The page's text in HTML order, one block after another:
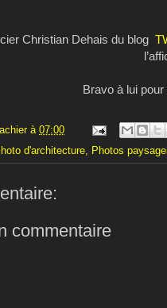
Christian Dehais du blog
Bravo à lui
à 07:00
d'architecture, Photos
commentaire